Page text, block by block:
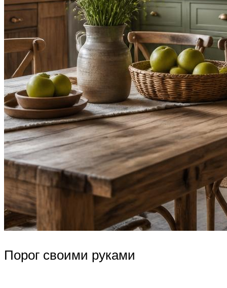
Порог своими руками